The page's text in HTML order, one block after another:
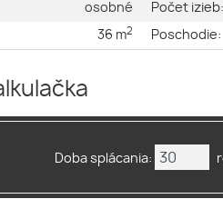
osobné
36 m2
Počet izieb:
Poschodie:
Doba splácania: